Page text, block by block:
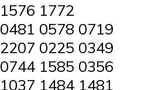
1576 1772
0481 0578 0719
2207 0225 0349
0744 1585 0356
1037 1484 1481